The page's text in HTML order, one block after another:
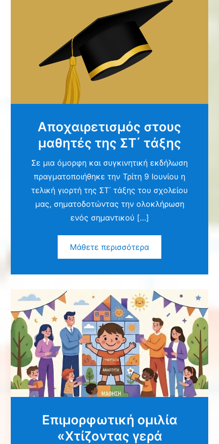
Αποχαιρετισμός στους
μαθητές της ΣΤ΄ τάξης
Σε μια όμορφη και συγκινητική εκδήλωση
πραγματοποιήθηκε την Τρίτη 9 Ιουνίου η
τελική γιορτή της ΣΤ΄ τάξης του σχολείου
μας, σηματοδοτώντας την ολοκλήρωση
ενός σημαντικού […]
Μάθετε περισσότερα
Επιμορφωτική ομιλία
«Χτίζοντας γερά